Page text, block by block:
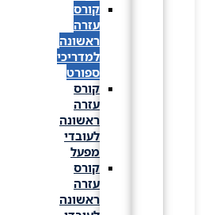
קורס
עזרה
ראשונה
למדריכי
ספורט
קורס
עזרה
ראשונה
לעובדי
מפעל
קורס
עזרה
ראשונה